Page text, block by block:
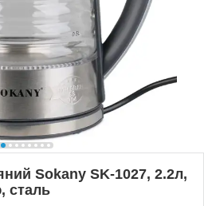
Sokany SK-1027, 2.2л,
сталь